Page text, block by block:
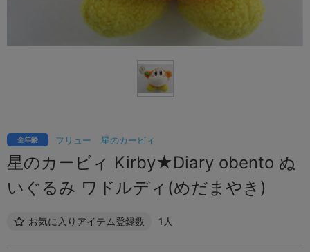
フリュー 星のカービィ
全年齢
星のカービィ Kirby★Diary obento ぬ
いぐるみ ワドルディ(めだまやき)
お気に入りアイテム登録数 1人